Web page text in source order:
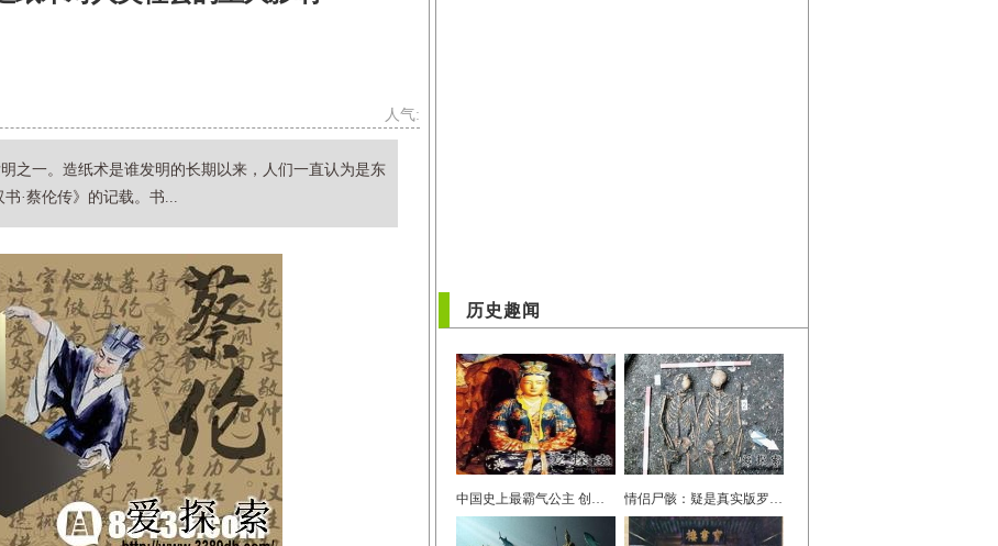
人气:
之一。造纸术是谁发明的长期以来，人们一直认为是东
·蔡伦传》的记载。书...
历史趣闻
中国史上最霸气公主 创造9个世界记录 情侣尸骸：疑是真实版罗密欧与朱丽叶